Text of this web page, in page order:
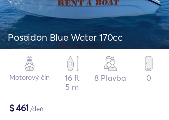
Poseidon Blue Water 170cc
Motorový čln
16 ft
5 m
8 Plavba 0
$461 /deň